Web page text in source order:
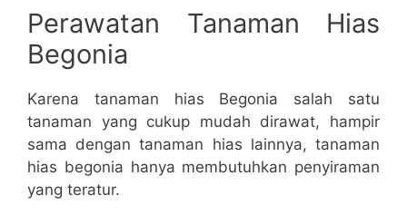
Perawatan Tanaman Hias
Begonia
Karena tanaman hias Begonia salah satu
tanaman yang cukup mudah dirawat, hampir
sama dengan tanaman hias lainnya, tanaman
hias begonia hanya membutuhkan penyiraman
yang teratur.